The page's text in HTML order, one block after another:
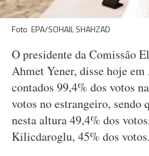
Foto EPA/SOHAIL SHAHZAD
O presidente da Comissão
Ahmet Yener, disse hoje
contados 99,4% dos votos
votos no estrangeiro, sendo
nesta altura 49,4% dos
Kilicdaroglu, 45% dos votos.